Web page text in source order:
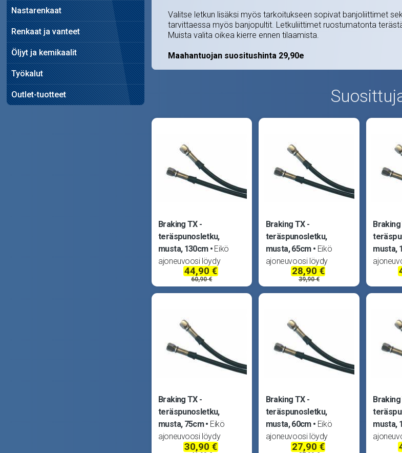
Nastarenkaat
Renkaat ja vanteet
Öljyt ja kemikaalit
Työkalut
Outlet-tuotteet
Valitse letkun lisäksi myös tarkoitukseen sopivat banjoliittimet
tarvittaessa myös banjopultit. Letkuliittimet ruostumatonta
Muista valita oikea kierre ennen tilaamista.
Maahantuojan suositushinta 29,90e
Braking TX -
teräspunosletku,
musta, 130cm
Eikö
ajoneuvoosi löydy
sopivaa jarruletkua?
Braking ratkaisee
teräspunosletkuilla.
Teräspunoksen päällä
läpinäkyvä muovipinnoite,
joten letkut
44,90 €
60,90 €
Braking TX -
teräspunosletku,
musta, 65cm
Eikö
ajoneuvoosi löydy
sopivaa jarruletkua?
Braking ratkaisee
teräspunosletkuilla.
Teräspunoksen päällä
läpinäkyvä muovipinnoite,
joten letkut
28,90 €
39,90 €
Braking
musta,
Braking
joten
Braking TX -
teräspunosletku,
musta, 75cm
Eikö
ajoneuvoosi löydy
sopivaa jarruletkua?
30,90 €
Braking TX -
teräspunosletku,
musta, 60cm
Eikö
ajoneuvoosi löydy
sopivaa jarruletkua?
27,90 €
Braking
musta,